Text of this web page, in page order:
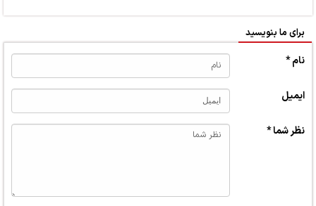
برای ما بنویسید
نام *
ایمیل
نظر شما *